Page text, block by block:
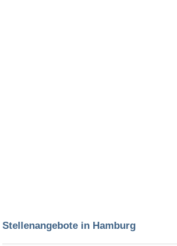
Stellenangebote in Hamburg